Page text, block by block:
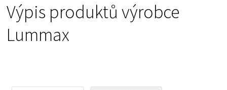
Výpis produktů výrobce
Lummax